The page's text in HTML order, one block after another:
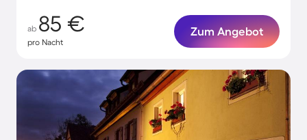
ab 85 €
pro Nacht
Zum Angebot